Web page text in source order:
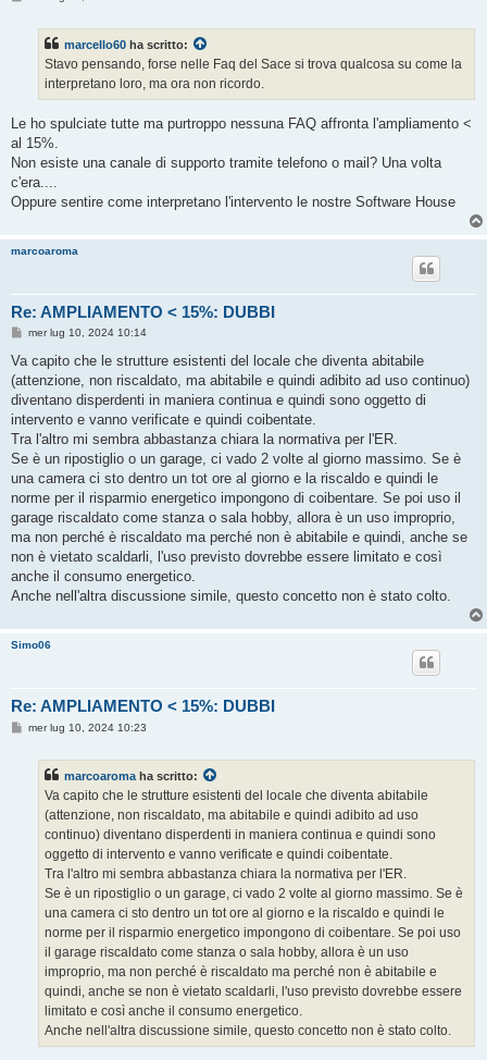
marcello60 ha scritto:
Stavo pensando, forse nelle Faq del Sace si trova qualcosa su come la
interpretano loro, ma ora non ricordo.
Le ho spulciate tutte ma purtroppo nessuna FAQ affronta l'ampliamento <
al 15%.
Non esiste una canale di supporto tramite telefono o mail? Una volta
c'era....
Oppure sentire come interpretano l'intervento le nostre Software House
marcoaroma
Re: AMPLIAMENTO < 15%: DUBBI
M
s
a
g
i
o
mer lug 10, 2024 10:14
Va capito che le strutture esistenti del locale che diventa abitabile
(attenzione, non riscaldato, ma abitabile e quindi adibito ad uso continuo)
diventano disperdenti in maniera continua e quindi sono oggetto di
intervento e vanno verificate e quindi coibentate.
Tra l'altro mi sembra abbastanza chiara la normativa per l'ER.
Se è un ripostiglio o un garage, ci vado 2 volte al giorno massimo. Se è
una camera ci sto dentro un tot ore al giorno e la riscaldo e quindi le
norme per il risparmio energetico impongono di coibentare. Se poi uso il
garage riscaldato come stanza o sala hobby, allora è un uso improprio,
ma non perché è riscaldato ma perché non è abitabile e quindi, anche se
non è vietato scaldarli, l'uso previsto dovrebbe essere limitato e così
anche il consumo energetico.
Anche nell'altra discussione simile, questo concetto non è stato colto.
Simo06
Re: AMPLIAMENTO < 15%: DUBBI
Mmer lug 10, 2024 10:23
marcoaroma ha scritto:
Va capito che le strutture esistenti del locale che diventa abitabile
(attenzione, non riscaldato, ma abitabile e quindi adibito ad uso
continuo) diventano disperdenti in maniera continua e quindi sono
oggetto di intervento e vanno verificate e quindi coibentate.
Tra l'altro mi sembra abbastanza chiara la normativa per l'ER.
Se è un ripostiglio o un garage, ci vado 2 volte al giorno massimo. Se è
una camera ci sto dentro un tot ore al giorno e la riscaldo e quindi le
norme per il risparmio energetico impongono di coibentare. Se poi uso
il garage riscaldato come stanza o sala hobby, allora è un uso
improprio, ma non perché è riscaldato ma perché non è abitabile e
quindi, anche se non è vietato scaldarli, l'uso previsto dovrebbe essere
limitato e così anche il consumo energetico.
Anche nell'altra discussione simile, questo concetto non è stato colto.